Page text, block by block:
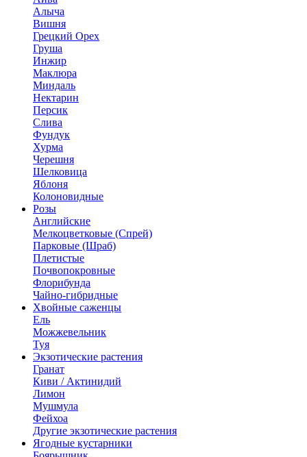
Алыча
Вишня
Грецкий Орех
Груша
Инжир
Маклюра
Миндаль
Нектарин
Персик
Слива
Фундук
Хурма
Черешня
Шелковица
Яблоня
Колоновидные
Розы
Английские
Мелкоцветковые (Спрей)
Парковые (Шраб)
Плетистые
Почвопокровные
Флорибунда
Чайно-гибридные
Хвойные саженцы
Ель
Можжевельник
Туя
Экзотические растения
Гранат
Киви / Актинидий
Лимон
Мушмула
Фейхоа
Другие экзотические растения
Ягодные кустарники